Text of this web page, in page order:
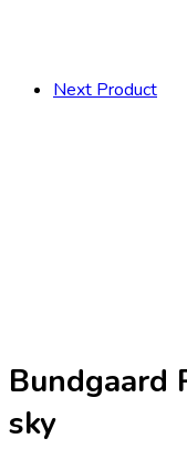
Next Product
Bundgaard
sky